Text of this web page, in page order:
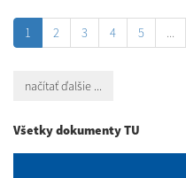
1 2 3 4 5 ...
načítať ďalšie ...
Všetky dokumenty TU